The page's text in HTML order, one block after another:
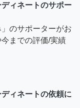
ィネートのサポー
のサポーターがお
までの評価/実績
ィネートの依頼に